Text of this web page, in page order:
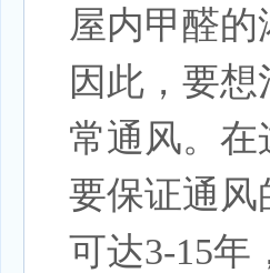
屋内甲醛
因此，要
常通风。
要保证通风
可达3-15年